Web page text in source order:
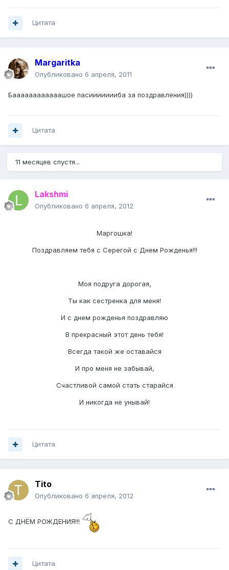
Цитата
Margaritka
Опубликовано 6 апреля, 2011
Баааааааааааашое пасиииииииба за поздравления))))
Цитата
11 месяцев спустя...
Lakshmi
Опубликовано 6 апреля, 2012
Маргошка!
Поздравляем тебя с Серегой с Днем Рожденья!!!
Моя подруга дорогая,
Ты как сестренка для меня!
И с днем рожденья поздравляю
В прекрасный этот день тебя!
Всегда такой же оставайся
И про меня не забывай,
Счастливой самой стать старайся
И никогда не унывай!
Цитата
Tito
Опубликовано 6 апреля, 2012
С ДНЁМ РОЖДЕНИЯ!!!
Цитата